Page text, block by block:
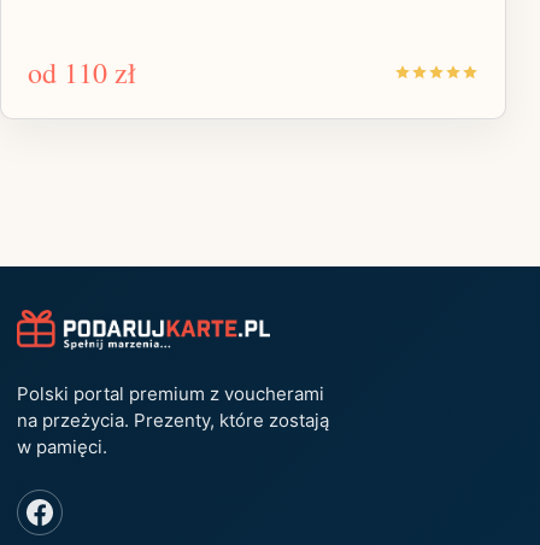
od 110 zł
Polski portal premium z voucherami
na przeżycia. Prezenty, które zostają
w pamięci.